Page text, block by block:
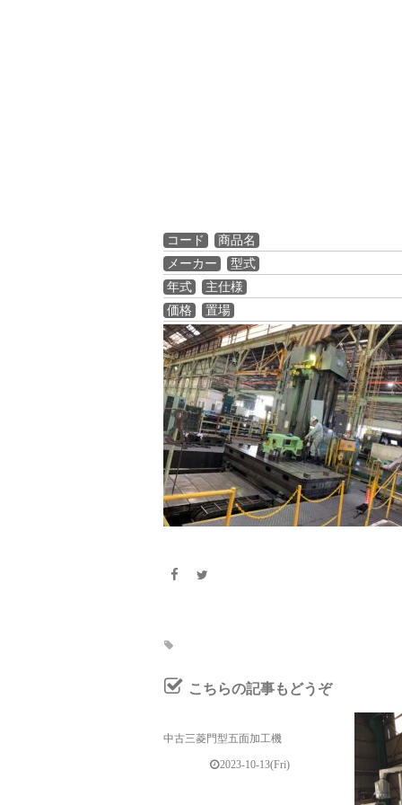
コード
商品名
メーカー
型式
年式
主仕様
価格
置場
こちらの記事もどうぞ
中古三菱門型五面加工機
2023-10-13(Fri)